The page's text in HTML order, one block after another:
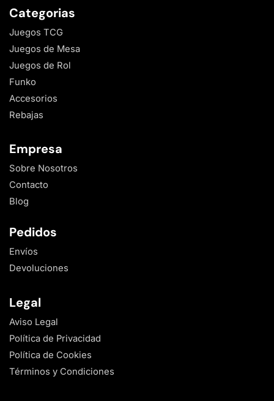
Categorias
Juegos TCG
Juegos de Mesa
Juegos de Rol
Funko
Accesorios
Rebajas
Empresa
Sobre Nosotros
Contacto
Blog
Pedidos
Envíos
Devoluciones
Legal
Aviso Legal
Política de Privacidad
Política de Cookies
Términos y Condiciones